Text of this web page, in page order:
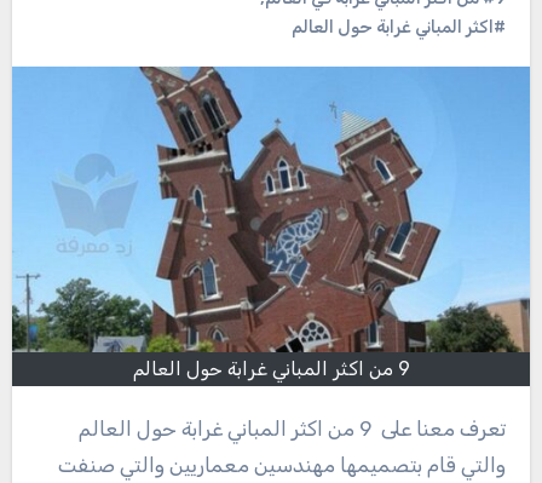
#اكثر المباني غرابة حول العالم
9 من اكثر المباني غرابة حول العالم
تعرف معنا على 9 من اكثر المباني غرابة حول العالم
والتي قام بتصميمها مهندسين معماريين والتي صنفت